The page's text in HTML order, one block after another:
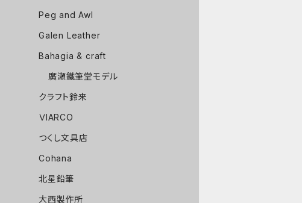
Peg and Awl
Galen Leather
Bahagia & craft
廣瀬鐵筆堂モデル
クラフト鈴来
ＶIARCO
つくし文具店
Cohana
北星鉛筆
大西製作所